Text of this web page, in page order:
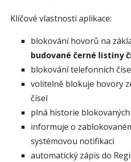
Klíčové vlastnosti aplikace:
blokování hovorů na
budované černé listiny
blokování telefonních
volitelně blokuje hovory
čísel
plná historie
informuje o
systémovou notifikací
automatický zápis do